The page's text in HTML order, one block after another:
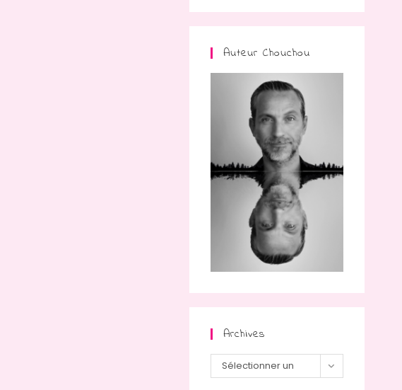
Auteur Chouchou
Archives
Archives
Sélectionner un